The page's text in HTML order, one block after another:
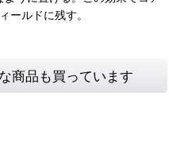
ールドに残す。
商品も買っています